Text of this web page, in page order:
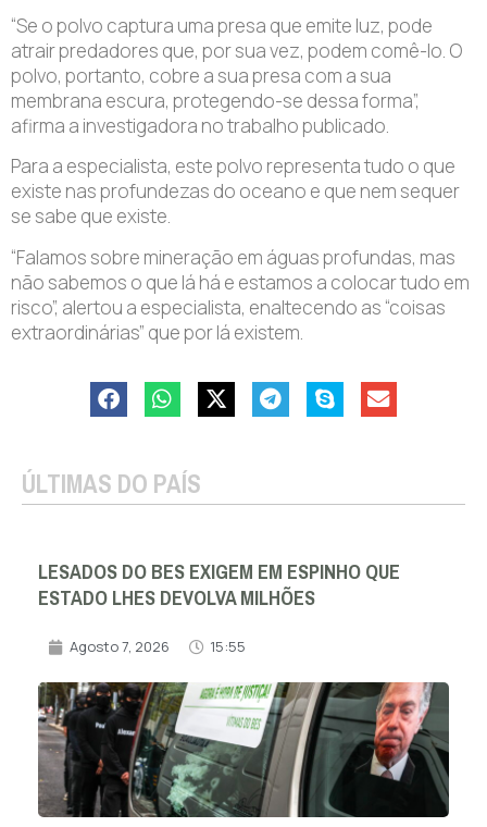
“Se o polvo captura uma presa que emite luz, pode
atrair predadores que, por sua vez, podem comê-lo. O
polvo, portanto, cobre a sua presa com a sua
membrana escura, protegendo-se dessa forma”,
afirma a investigadora no trabalho publicado.
Para a especialista, este polvo representa tudo o que
existe nas profundezas do oceano e que nem sequer
se sabe que existe.
“Falamos sobre mineração em águas profundas, mas
não sabemos o que lá há e estamos a colocar tudo em
risco”, alertou a especialista, enaltecendo as “coisas
extraordinárias” que por lá existem.
ÚLTIMAS DO PAÍS
LESADOS DO BES EXIGEM EM ESPINHO QUE
ESTADO LHES DEVOLVA MILHÕES
Agosto 7, 2026 15:55